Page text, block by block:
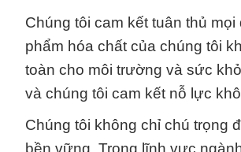
Chúng tôi cam kết tuân thủ
phẩm hóa chất của chúng tôi
toàn cho môi trường và sức
và chúng tôi cam kết nỗ lực
Chúng tôi không chỉ chú trọng
bền vững. Trong lĩnh vực